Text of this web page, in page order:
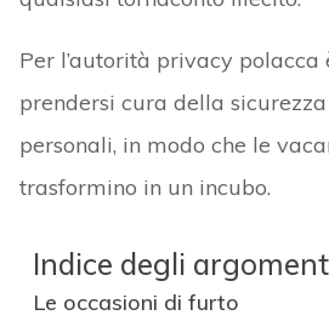
Per l’autorità privacy polacca
prendersi cura della
personali, in modo che le
trasformino in un incubo.
Indice degli
Le occasioni di furto